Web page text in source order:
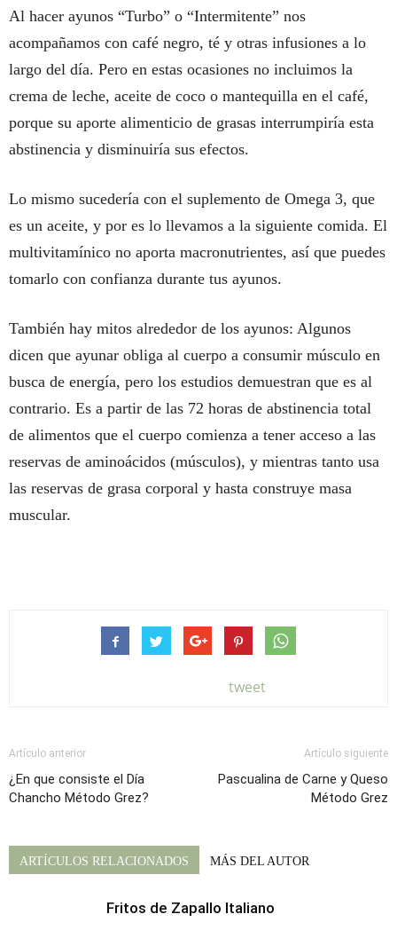
Al hacer ayunos “Turbo” o “Intermitente” nos
acompañamos con café negro, té y otras infusiones a lo
largo del día. Pero en estas ocasiones no incluimos la
crema de leche, aceite de coco o mantequilla en el café,
porque su aporte alimenticio de grasas interrumpiría esta
abstinencia y disminuiría sus efectos.
Lo mismo sucedería con el suplemento de Omega 3, que
es un aceite, y por es lo llevamos a la siguiente comida. El
multivitamínico no aporta macronutrientes, así que puedes
tomarlo con confianza durante tus ayunos.
También hay mitos alrededor de los ayunos: Algunos
dicen que ayunar obliga al cuerpo a consumir músculo en
busca de energía, pero los estudios demuestran que es al
contrario. Es a partir de las 72 horas de abstinencia total
de alimentos que el cuerpo comienza a tener acceso a las
reservas de aminoácidos (músculos), y mientras tanto usa
las reservas de grasa corporal y hasta construye masa
muscular.
tweet
Artículo anterior
¿En que consiste el Día
Chancho Método Grez?
Artículo siguiente
Pascualina de Carne y Queso
Método Grez
ARTÍCULOS RELACIONADOS MÁS DEL AUTOR
Fritos de Zapallo Italiano